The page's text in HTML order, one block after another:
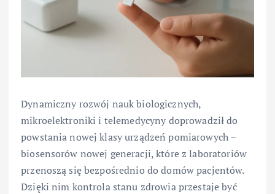
Dynamiczny rozwój nauk biologicznych,
mikroelektroniki i telemedycyny doprowadził do
powstania nowej klasy urządzeń pomiarowych –
biosensorów nowej generacji, które z laboratoriów
przenoszą się bezpośrednio do domów pacjentów.
Dzięki nim kontrola stanu zdrowia przestaje być